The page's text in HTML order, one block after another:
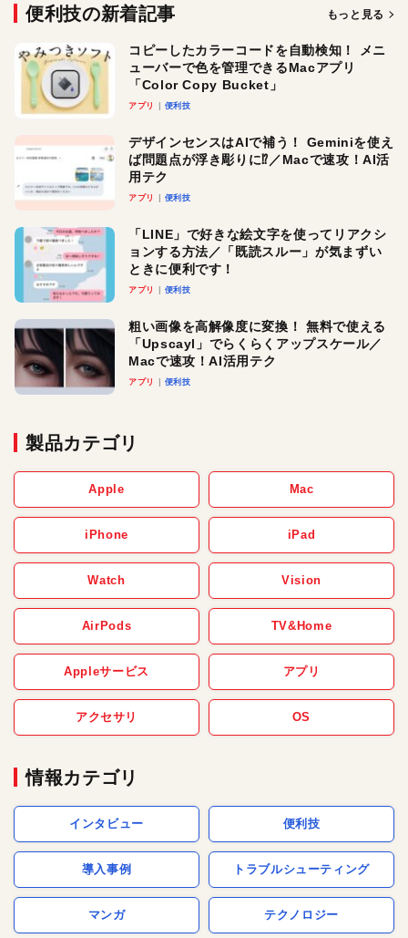
便利技の新着記事 もっと見る
コピーしたカラーコードを自動検知！ メニ
ューバーで色を管理できるMacアプリ
「Color Copy Bucket」
アプリ 便利技
デザインセンスはAIで補う！ Geminiを使え
ば問題点が浮き彫りに⁉︎／Macで速攻！AI活
用テク
アプリ 便利技
「LINE」で好きな絵文字を使ってリアクシ
ョンする方法／「既読スルー」が気まずい
ときに便利です！
アプリ 便利技
粗い画像を高解像度に変換！ 無料で使える
「Upscayl」でらくらくアップスケール／
Macで速攻！AI活用テク
アプリ 便利技
製品カテゴリ
Apple Mac
iPhone iPad
Watch Vision
AirPods TV&Home
Appleサービス アプリ
アクセサリ OS
情報カテゴリ
インタビュー 便利技
導入事例 トラブルシューティング
マンガ テクノロジー